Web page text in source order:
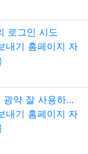
로그인 시도
내기 홈페이지 자
잘 사용하는 방법
내기 홈페이지 자